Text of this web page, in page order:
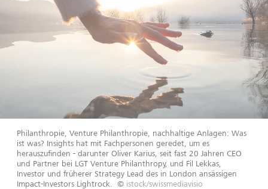
Philanthropie, Venture Philanthropie, nachhaltige Anlagen: Was
ist was? Insights hat mit Fachpersonen geredet, um es
herauszufinden - darunter Oliver Karius, seit fast 20 Jahren CEO
und Partner bei LGT Venture Philanthropy, und Fil Lekkas,
Investor und früherer Strategy Lead des in London ansässigen
Impact-Investors Lightrock.
© istock/swissmediavisio